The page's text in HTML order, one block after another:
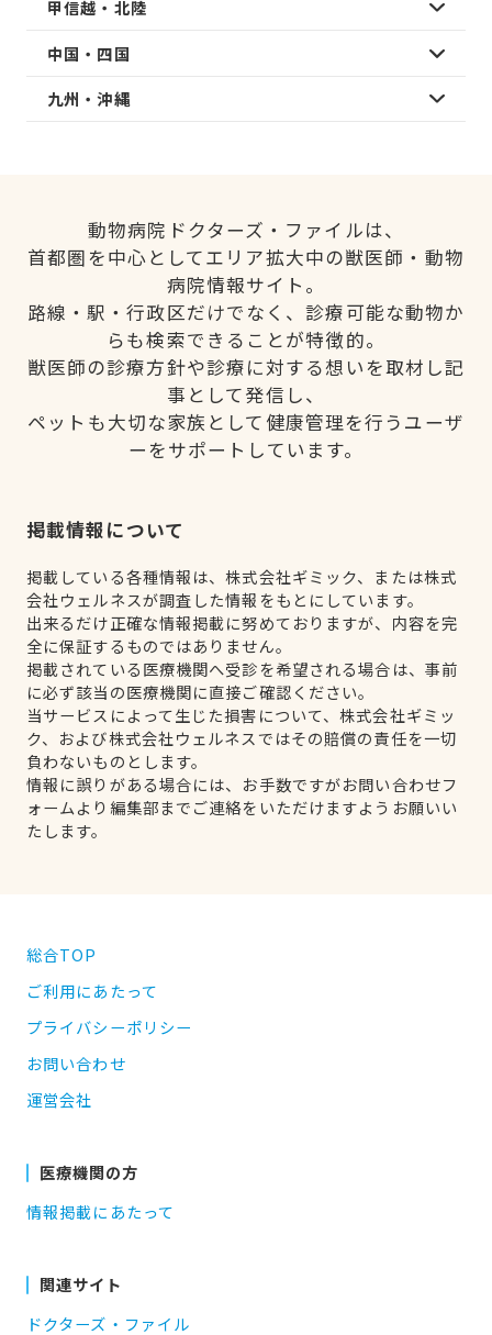
甲信越・北陸
中国・四国
九州・沖縄
動物病院ドクターズ・ファイルは、
首都圏を中心としてエリア拡大中の獣医師・動物
病院情報サイト。
路線・駅・行政区だけでなく、診療可能な動物か
らも検索できることが特徴的。
獣医師の診療方針や診療に対する想いを取材し記
事として発信し、
ペットも大切な家族として健康管理を行うユーザ
ーをサポートしています。
掲載情報について
掲載している各種情報は、株式会社ギミック、または株式
会社ウェルネスが調査した情報をもとにしています。
出来るだけ正確な情報掲載に努めておりますが、内容を完
全に保証するものではありません。
掲載されている医療機関へ受診を希望される場合は、事前
に必ず該当の医療機関に直接ご確認ください。
当サービスによって生じた損害について、株式会社ギミッ
ク、および株式会社ウェルネスではその賠償の責任を一切
負わないものとします。
情報に誤りがある場合には、お手数ですがお問い合わせフ
ォームより編集部までご連絡をいただけますようお願いい
たします。
総合TOP
ご利用にあたって
プライバシーポリシー
お問い合わせ
運営会社
医療機関の方
情報掲載にあたって
関連サイト
ドクターズ・ファイル